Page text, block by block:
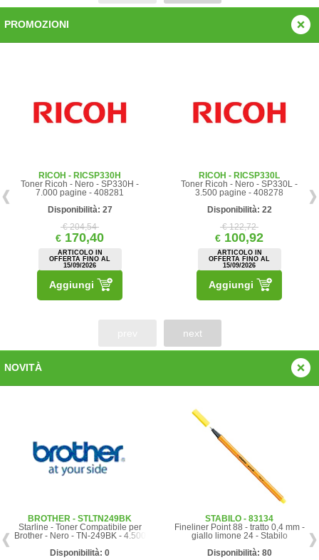
PROMOZIONI
RICOH - RICSP330H
Toner Ricoh - Nero - SP330H -
7.000 pagine - 408281
Disponibilità: 27
€ 204,54
€ 170,40
ARTICOLO IN
OFFERTA FINO AL
15/09/2026
Aggiungi
RICOH - RICSP330L
Toner Ricoh - Nero - SP330L -
3.500 pagine - 408278
Disponibilità: 22
€ 122,72
€ 100,92
ARTICOLO IN
OFFERTA FINO AL
15/09/2026
Aggiungi
next
NOVITÀ
BROTHER - STLTN249BK
Starline - Toner Compatibile per
Brother - Nero - TN-249BK - 4.500
Disponibilità: 0
STABILO - 83134
Fineliner Point 88 - tratto 0,4 mm -
giallo limone 24 - Stabilo
Disponibilità: 80